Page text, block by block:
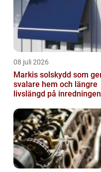
08 juli 2026
Markis solskydd som ger
svalare hem och längre
livslängd på inredningen